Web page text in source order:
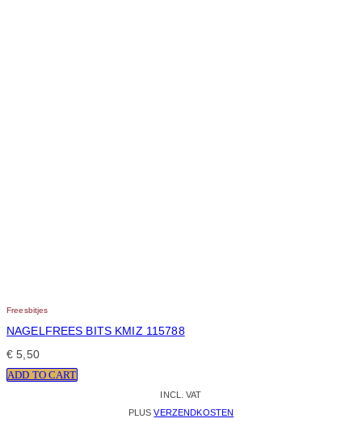
Freesbitjes
NAGELFREES BITS KMIZ 115788
€ 5,50
ADD TO CART
INCL. VAT
PLUSVERZENDKOSTEN